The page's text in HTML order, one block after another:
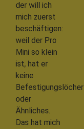
der will ich
mich zuerst
beschäftigen:
weil der Pro
Mini so klein
ist, hat er
keine
Befestigungslöcher
oder
Ähnliches.
Das hat mich